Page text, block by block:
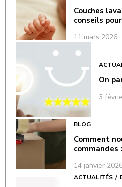
Couches
conseils
11 mars 2026
On
3
BLOG
Comment
14 janvier
ACTUALITÉS